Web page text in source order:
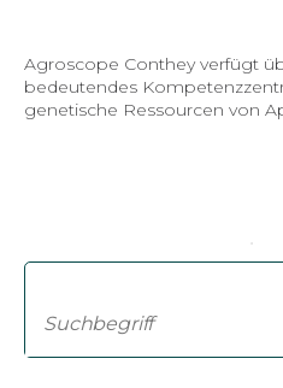
Agroscope Conthey verfügt
bedeutendes
genetische Ressourcen von